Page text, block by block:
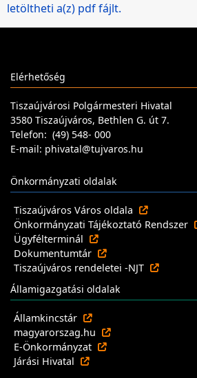
letöltheti a(z) pdf fájlt.
Elérhetőség
Tiszaújvárosi Polgármesteri Hivatal
3580 Tiszaújváros, Bethlen G. út 7.
Telefon: (49) 548- 000
E-mail: phivatal@tujvaros.hu
Önkormányzati oldalak
Tiszaújváros Város oldala
Önkormányzati Tájékoztató Rendszer
Ügyfélterminál
Dokumentumtár
Tiszaújváros rendeletei -NJT
Államigazgatási oldalak
Államkincstár
magyarorszag.hu
E-Önkormányzat
Járási Hivatal